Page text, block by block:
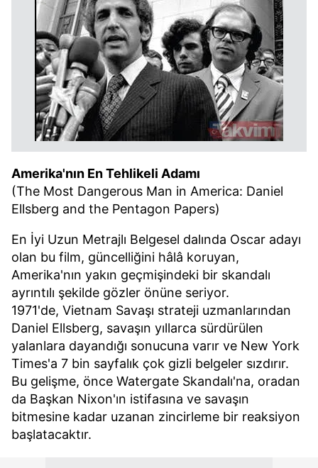
Amerika'nın En Tehlikeli Adamı
(The Most Dangerous Man in America: Daniel
Ellsberg and the Pentagon Papers)
En İyi Uzun Metrajlı Belgesel dalında Oscar adayı
olan bu film, güncelliğini hâlâ koruyan,
Amerika'nın yakın geçmişindeki bir skandalı
ayrıntılı şekilde gözler önüne seriyor.
1971'de, Vietnam Savaşı strateji uzmanlarından
Daniel Ellsberg, savaşın yıllarca sürdürülen
yalanlara dayandığı sonucuna varır ve New York
Times'a 7 bin sayfalık çok gizli belgeler sızdırır.
Bu gelişme, önce Watergate Skandalı'na, oradan
da Başkan Nixon'ın istifasına ve savaşın
bitmesine kadar uzanan zincirleme bir reaksiyon
başlatacaktır.